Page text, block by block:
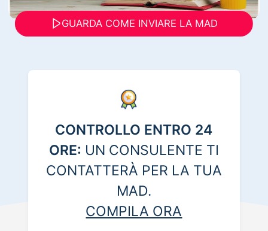
GUARDA COME INVIARE LA MAD
CONTROLLO ENTRO 24
ORE: UN CONSULENTE TI
CONTATTERÀ PER LA TUA
MAD.
COMPILA ORA